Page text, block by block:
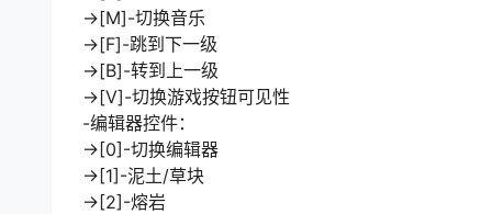
->[M]-切换音乐
->[F]-跳到下一级
->[B]-转到上一级
->[V]-切换游戏按钮可见性
-编辑器控件：
->[0]-切换编辑器
->[1]-泥土/草块
->[2]-熔岩